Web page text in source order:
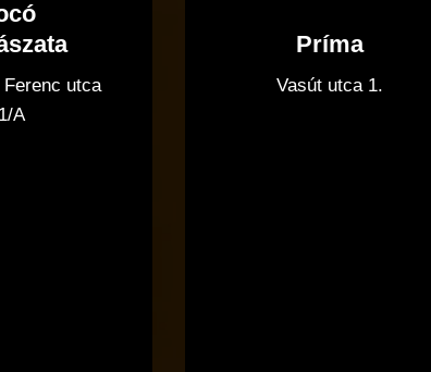
utca
A
Príma
Vasút utca 1.